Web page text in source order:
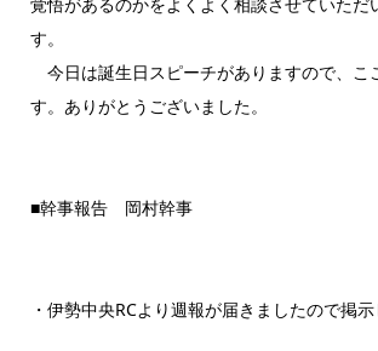
す。
今日は誕生日スピーチがありますので、こ
す。ありがとうございました。
■幹事報告 岡村幹事
・伊勢中央RCより週報が届きましたので掲示